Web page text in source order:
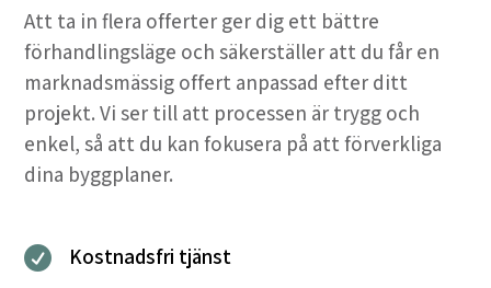
Att ta in flera offerter ger dig ett bättre
förhandlingsläge och säkerställer att du får en
marknadsmässig offert anpassad efter ditt
projekt. Vi ser till att processen är trygg och
enkel, så att du kan fokusera på att förverkliga
dina byggplaner.
 Kostnadsfri tjänst